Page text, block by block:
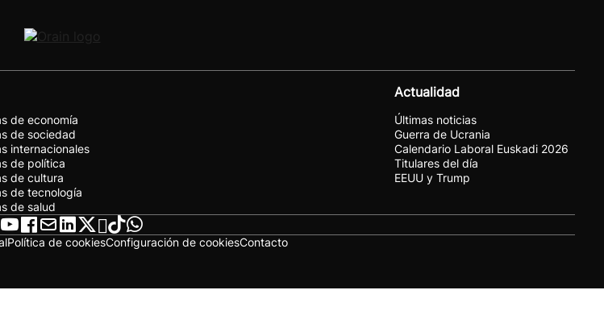
de economía
de sociedad
internacionales
de política
de cultura
de tecnología
de salud
Actualidad
Últimas noticias
Guerra de Ucrania
Calendario Laboral Euskadi 2026
Titulares del día
EEUU y Trump
Política de cookiesConfiguración de cookiesContacto